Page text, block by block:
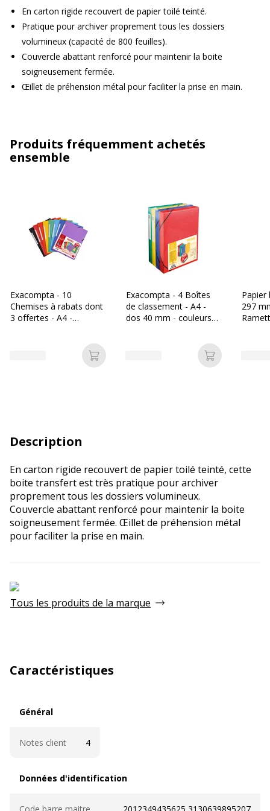
En carton rigide recouvert de papier toilé teinté.
Pratique pour archiver proprement tous les dossiers
volumineux (capacité de 800 feuilles).
Couvercle abattant renforcé pour maintenir la boite
soigneusement fermée.
Œillet de préhension métal pour faciliter la prise en main.
Produits fréquemment achetés
ensemble
Exacompta - 10
Chemises à rabats dont
3 offertes - A4 -
Ajouter au panier
Exacompta - 4 Boîtes
de classement - A4 -
dos 40 mm - couleurs
Ajouter au
Papier
297
Description
En carton rigide recouvert de papier toilé teinté, cette
boite transfert est très pratique pour archiver
proprement tous les dossiers volumineux.
Couvercle abattant renforcé pour maintenir la boite
soigneusement fermée. Œillet de préhension métal
pour faciliter la prise en main.
Tous les produits de la marque
Caractéristiques
Général
Notes client 4
Données d'identification